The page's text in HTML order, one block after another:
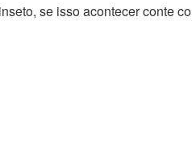
se isso acontecer conte